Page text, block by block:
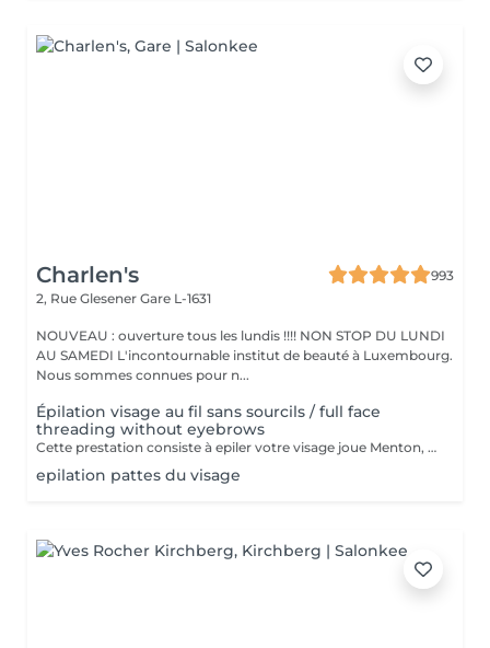
Charlen's
993
2, Rue Glesener Gare L-1631
NOUVEAU : ouverture tous les lundis !!!! NON STOP DU LUNDI
AU SAMEDI L'incontournable institut de beauté à Luxembourg.
Nous sommes connues pour n...
Épilation visage au fil sans sourcils / full face
threading without eyebrows
Cette prestation consiste à epiler votre visage joue Menton, front et le long des oreilles les sourcils et le cou sont en extra
epilation pattes du visage